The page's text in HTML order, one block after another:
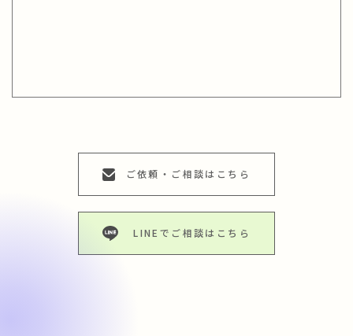
ご依頼・ご相談はこちら
LINEでご相談はこちら